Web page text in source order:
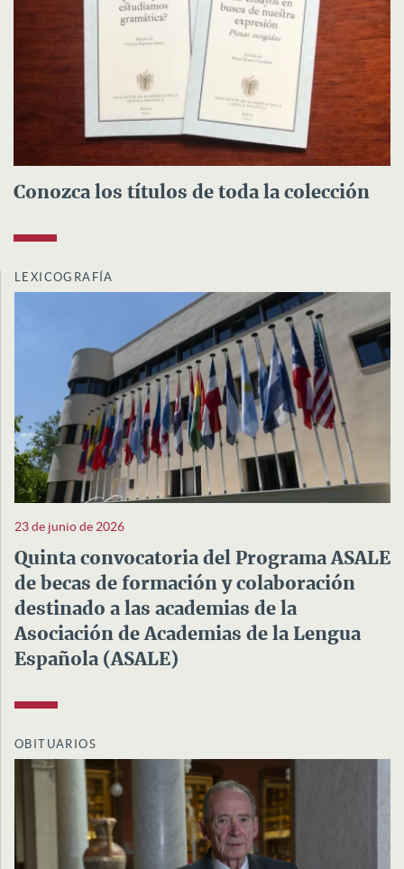
Conozca los títulos de toda la colección
LEXICOGRAFÍA
23 de junio de 2026
Quinta convocatoria del Programa ASALE
de becas de formación y colaboración
destinado a las academias de la
Asociación de Academias de la Lengua
Española (ASALE)
OBITUARIOS